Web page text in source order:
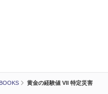
黄金の経験値 VII 特定災害